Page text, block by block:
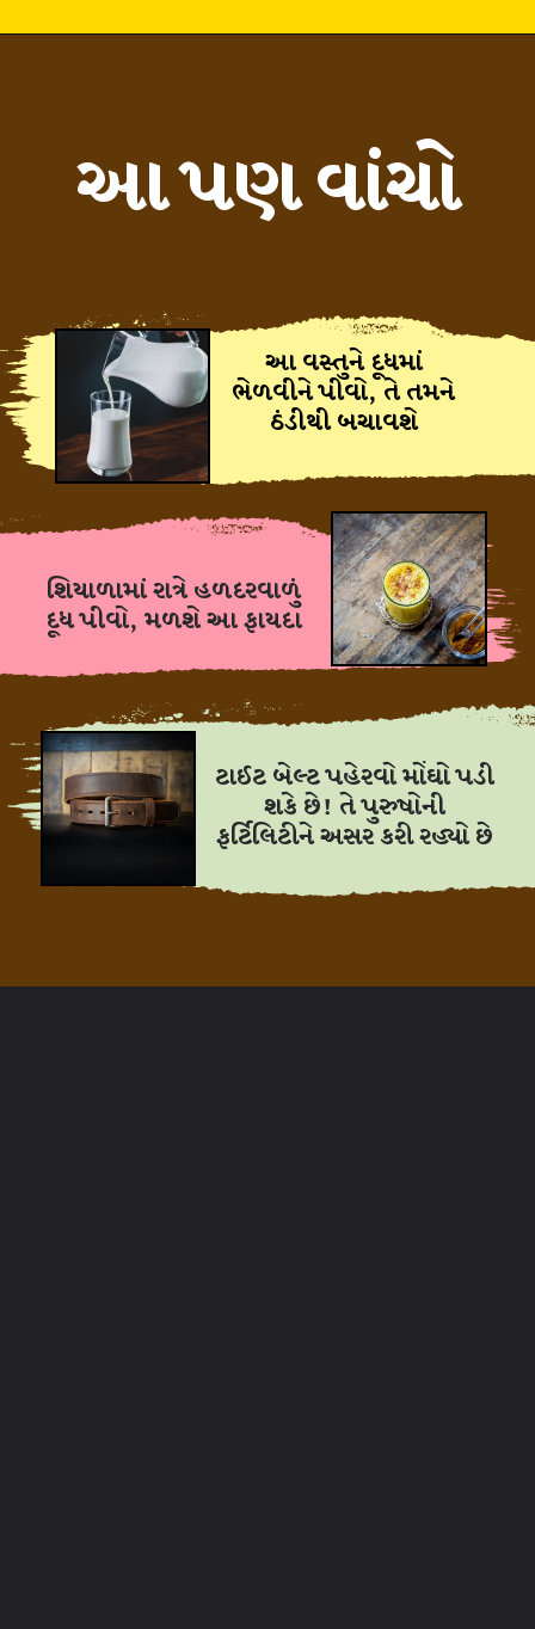
આ પણ વાંચો
આ વસ્તુને દૂધમાં
ભેળવીને પીવો, તે તમને
ઠંડીથી બચાવશે
શિયાળામાં રાત્રે હળદરવાળું
દૂધ પીવો, મળશે આ ફાયદા
ટાઈટ બેલ્ટ પહેરવો મોંઘો પડી
શકે છે! તે પુરુષોની
ફર્ટિલિટીને અસર કરી રહ્યો છે